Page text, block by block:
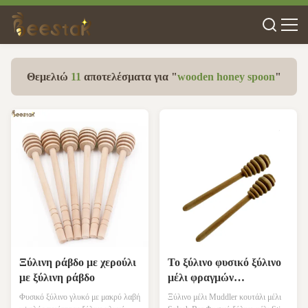
Θεμελιώ 11 αποτελέσματα για "wooden honey spoon"
Ξύλινη ράβδο με χερούλι
με ξύλινη ράβδο
Φυσικό ξύλινο γλυκό με μακρύ λαβή
Το ξύλινο φυσικό ξύλινο
μέλι φραγμών
παφλασμών μελιού
Ξύλινο μέλι Muddler κουτάλι μέλι